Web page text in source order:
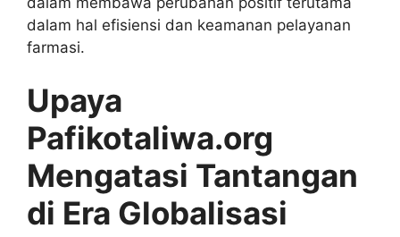
dalam hal efisiensi dan keamanan pelayanan
farmasi.
Upaya
Pafikotaliwa.org
Mengatasi Tantangan
di Era Globalisasi